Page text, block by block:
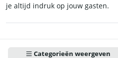
je altijd indruk op jouw gasten.
Categorieën weergeven